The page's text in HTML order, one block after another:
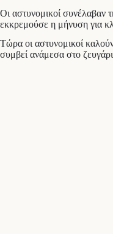
Οι αστυνομικοί συνέλαβαν
εκκρεμούσε η μήνυση για
Τώρα οι αστυνομικοί
συμβεί ανάμεσα στο